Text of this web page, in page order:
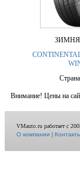
Внимание! Цены на
VMauto.ru работает с
О компании|